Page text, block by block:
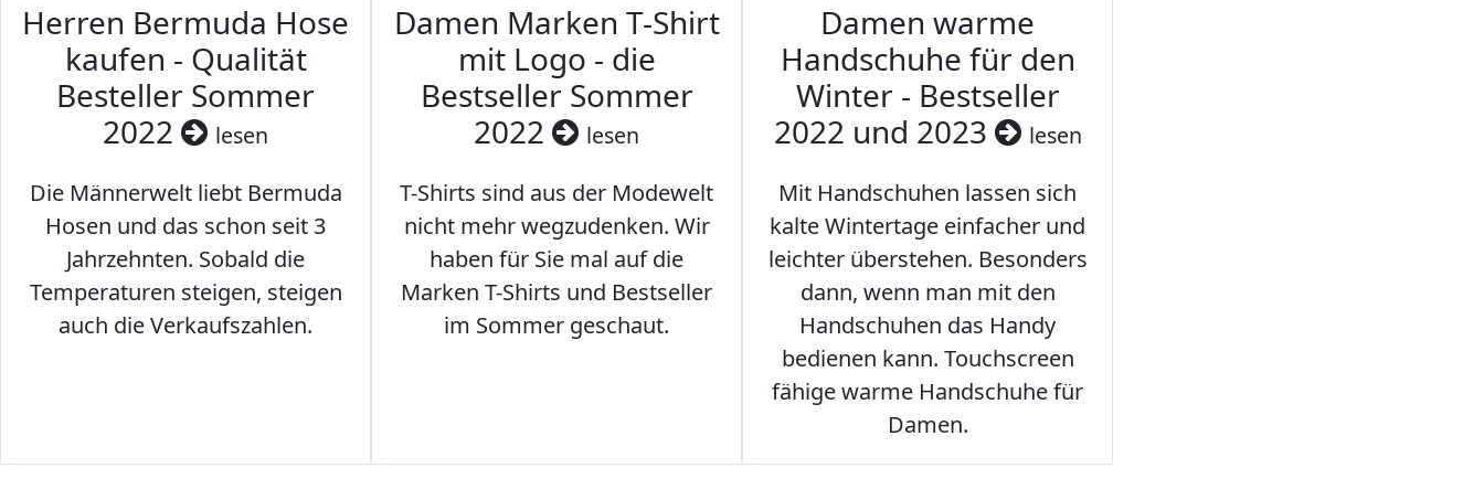
Herren Bermuda Hose
kaufen - Qualität
Besteller Sommer
2022
lesen
Die Männerwelt liebt Bermuda
Hosen und das schon seit 3
Jahrzehnten. Sobald die
Temperaturen steigen, steigen
auch die Verkaufszahlen.
Damen Marken T-Shirt
mit Logo - die
Bestseller Sommer
2022
lesen
T-Shirts sind aus der Modewelt
nicht mehr wegzudenken. Wir
haben für Sie mal auf die
Marken T-Shirts und Bestseller
im Sommer geschaut.
Damen warme
Handschuhe für den
Winter - Bestseller
2022 und 2023
lesen
Mit Handschuhen lassen sich
kalte Wintertage einfacher und
leichter überstehen. Besonders
dann, wenn man mit den
Handschuhen das Handy
bedienen kann. Touchscreen
fähige warme Handschuhe für
Damen.